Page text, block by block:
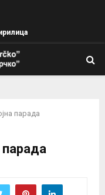
парада